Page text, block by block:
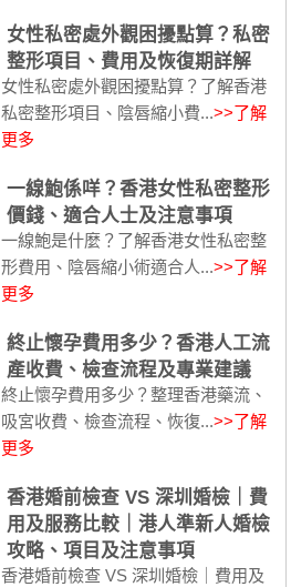
女性私密處外觀困擾點算？私密
整形項目、費用及恢復期詳解
女性私密處外觀困擾點算？了解香港
私密整形項目、陰唇縮小費...>>了解
更多
一線鮑係咩？香港女性私密整形
價錢、適合人士及注意事項
一線鮑是什麼？了解香港女性私密整
形費用、陰唇縮小術適合人...>>了解
更多
終止懷孕費用多少？香港人工流
產收費、檢查流程及專業建議
終止懷孕費用多少？整理香港藥流、
吸宮收費、檢查流程、恢復...>>了解
更多
香港婚前檢查 VS 深圳婚檢｜費
用及服務比較｜港人準新人婚檢
攻略、項目及注意事項
香港婚前檢查 VS 深圳婚檢｜費用及